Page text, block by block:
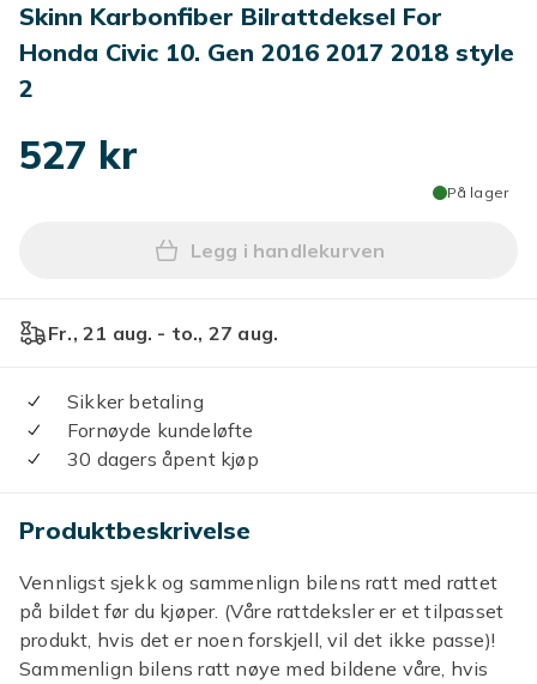
Skinn Karbonfiber Bilrattdeksel For
Honda Civic 10. Gen 2016 2017 2018 style
2
527 kr
På lager
Legg (stil 2) DIY Svart
Legg i handlekurven
Fr., 21 aug. - to., 27 aug.
Sikker betaling
Fornøyde kundeløfte
30 dagers åpent kjøp
Produktbeskrivelse
Vennligst sjekk og sammenlign bilens ratt med rattet
på bildet før du kjøper. (Våre rattdeksler er et tilpasset
produkt, hvis det er noen forskjell, vil det ikke passe)!
Sammenlign bilens ratt nøye med bildene våre, hvis